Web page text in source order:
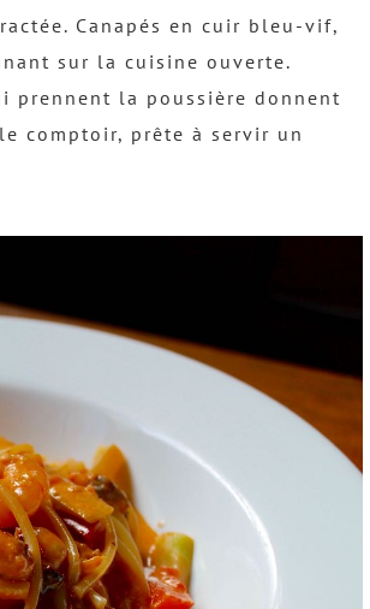
Canapés en cuir bleu-vif,
sur la cuisine ouverte.
prennent la poussière donnent
comptoir, prête à servir un